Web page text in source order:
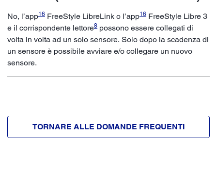
No, l’app16 FreeStyle LibreLink o l’app16 FreeStyle Libre 3
e il corrispondente lettore8 possono essere collegati di
volta in volta ad un solo sensore. Solo dopo la scadenza di
un sensore è possibile avviare e/o collegare un nuovo
sensore.
TORNARE ALLE DOMANDE FREQUENTI